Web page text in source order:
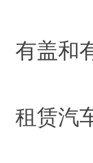
有盖和
租赁汽